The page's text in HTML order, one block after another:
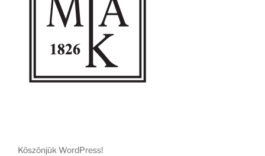
Köszönjük WordPress!